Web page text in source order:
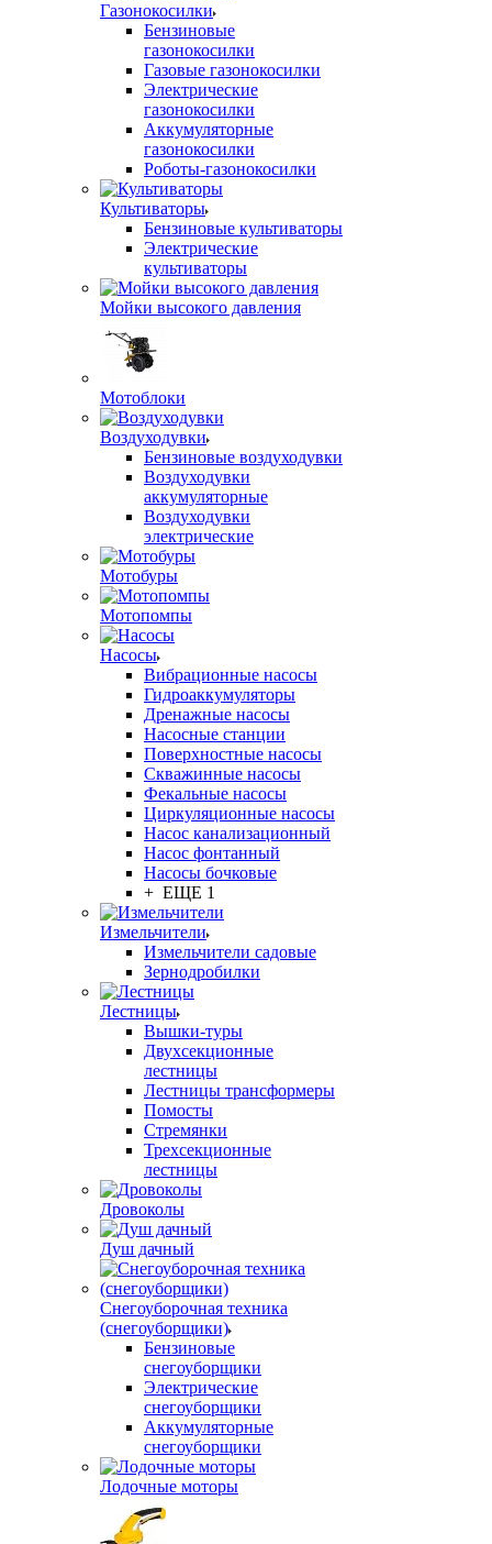
Газонокосилки
Бензиновые
газонокосилки
Газовые газонокосилки
Электрические
газонокосилки
Аккумуляторные
газонокосилки
Роботы-газонокосилки
Культиваторы
Бензиновые культиваторы
Электрические
культиваторы
Мойки высокого давления
Мотоблоки
Воздуходувки
Бензиновые воздуходувки
Воздуходувки
аккумуляторные
Воздуходувки
электрические
Мотобуры
Мотопомпы
Насосы
Вибрационные насосы
Гидроаккумуляторы
Дренажные насосы
Насосные станции
Поверхностные насосы
Скважинные насосы
Фекальные насосы
Циркуляционные насосы
Насос канализационный
Насос фонтанный
Насосы бочковые
+ ЕЩЕ 1
Измельчители
Измельчители садовые
Зернодробилки
Лестницы
Вышки-туры
Двухсекционные
лестницы
Лестницы трансформеры
Помосты
Стремянки
Трехсекционные
лестницы
Дровоколы
Душ дачный
Снегоуборочная техника
(снегоуборщики)
Бензиновые
снегоуборщики
Электрические
снегоуборщики
Аккумуляторные
снегоуборщики
Лодочные моторы